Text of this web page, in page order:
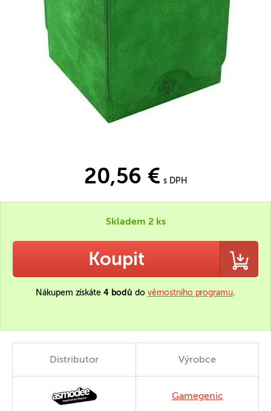
20,56 € s DPH
Skladem 2 ks
Koupit
Nákupem získáte 4 bodů do věrnostního programu.
Distributor Výrobce
Gamegenic